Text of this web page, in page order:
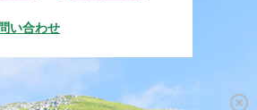
い合わせ